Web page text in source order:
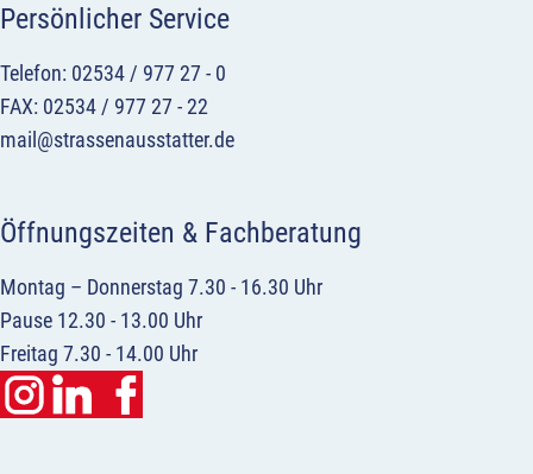
Persönlicher Service
Telefon: 02534 / 977 27 - 0
FAX: 02534 / 977 27 - 22
mail@strassenausstatter.de
Öffnungszeiten & Fachberatung
Montag – Donnerstag 7.30 - 16.30 Uhr
Pause 12.30 - 13.00 Uhr
Freitag 7.30 - 14.00 Uhr